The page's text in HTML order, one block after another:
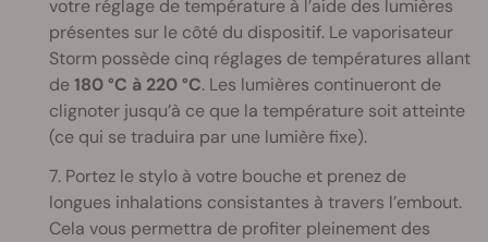
votre réglage de température à l’aide des lumières
présentes sur le côté du dispositif. Le vaporisateur
Storm possède cinq réglages de températures allant
de180 °C à 220 °C. Les lumières continueront de
clignoter jusqu’à ce que la température soit atteinte
(ce qui se traduira par une lumière fixe).
7. Portez le stylo à votre bouche et prenez de
longues inhalations consistantes à travers l’embout.
Cela vous permettra de profiter pleinement des